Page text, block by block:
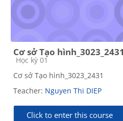
Cơ sở Tạo hình_3023_2431
Course category
Học kỳ 01
Cơ sở Tạo hình_3023_2431
Teacher: Nguyen Thi DIEP
Click to enter this course